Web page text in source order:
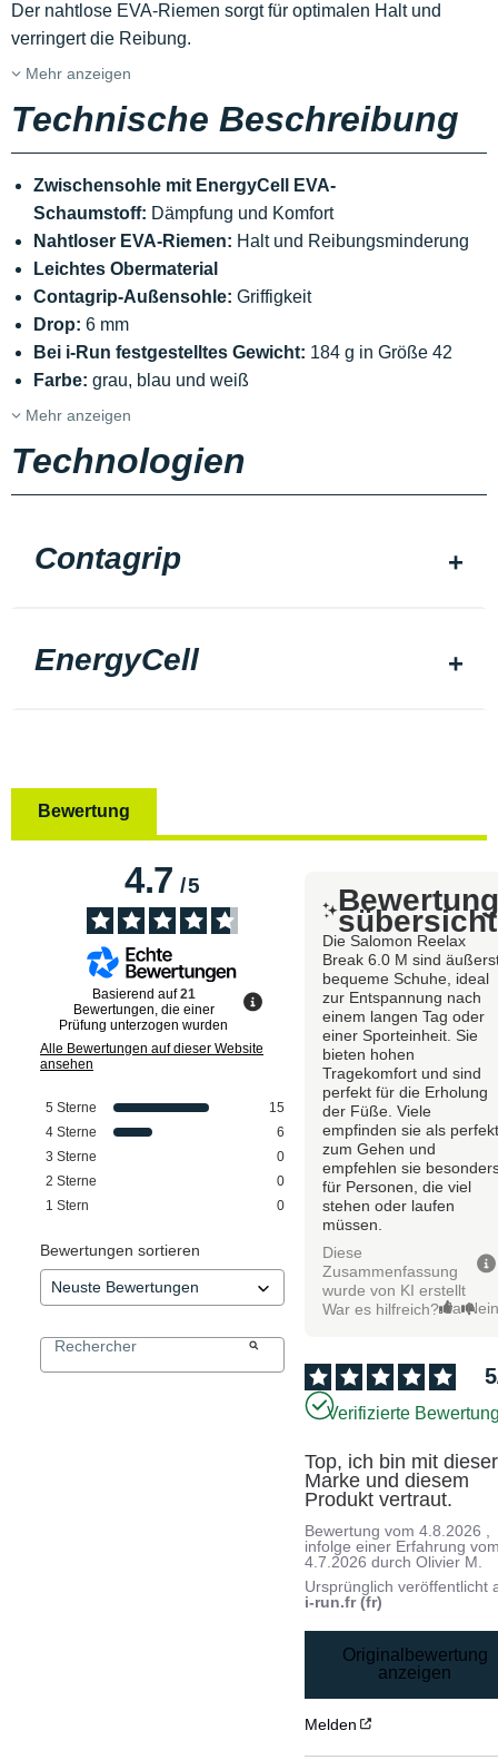
Der nahtlose EVA-Riemen sorgt für optimalen Halt und
verringert die Reibung.
Mehr anzeigen
Technische Beschreibung
Zwischensohle mit EnergyCell EVA-
Schaumstoff: Dämpfung und Komfort
Nahtloser EVA-Riemen: Halt und Reibungsminderung
Leichtes Obermaterial
Contagrip-Außensohle: Griffigkeit
Drop: 6 mm
Bei i-Run festgestelltes Gewicht: 184 g in Größe 42
Farbe: grau, blau und weiß
Mehr anzeigen
Technologien
Contagrip
EnergyCell
Bewertung
4.7/5
Basierend auf21
Bewertungen, die einer
Prüfung unterzogen wurden
Alle Bewertungen auf dieser Website
ansehen
5 Sterne
15
4 Sterne
6
3 Sterne
0
2 Sterne
0
1 Stern 0
Bewertungen sortieren
sübersicht
Die Salomon Reelax
Break 6.0 M sind
bequeme Schuhe, ideal
zur Entspannung nach
einem langen Tag oder
einer Sporteinheit. Sie
bieten hohen
Tragekomfort und sind
perfekt für die Erholung
der Füße. Viele
empfinden sie als
zum Gehen und
empfehlen sie
für Personen, die viel
stehen oder laufen
müssen.
Diese
Zusammenfassung
wurde von KI erstellt
War es hilfreich? Ja
5
Verifizierte
Top, ich bin mit dieser
Marke und diesem
Produkt vertraut.
Bewertung vom4.8.2026
infolge einer Erfahrung
4.7.2026 durchOlivier M.
Ursprünglich veröffentlicht
i-run.fr (fr)
Originalbewertung
anzeigen
Melden